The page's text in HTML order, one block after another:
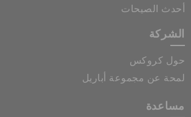
أحدث الصيحات
الشركة
حول كروكس
لمحة عن مجموعة أباريل
مساعدة